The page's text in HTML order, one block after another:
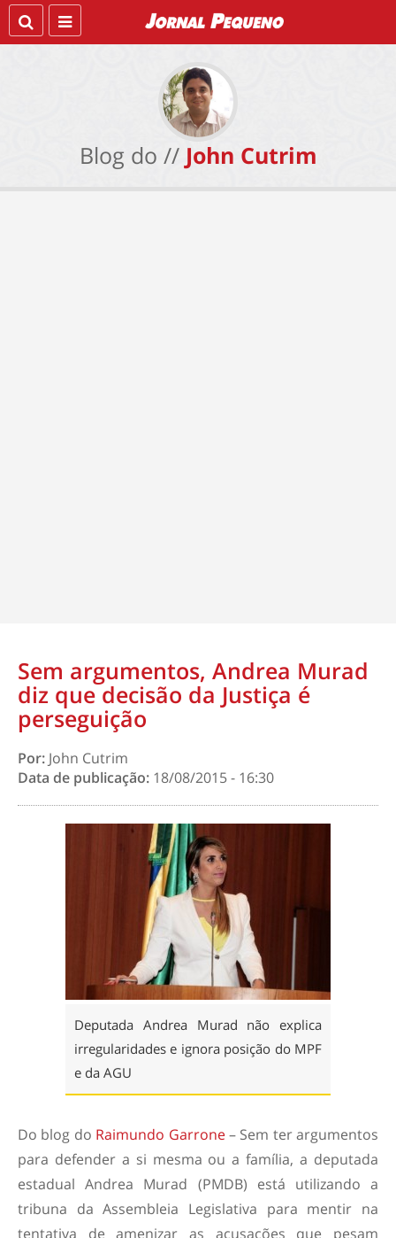
Blog do // John Cutrim
Sem argumentos, Andrea Murad
diz que decisão da Justiça é
perseguição
Por: John Cutrim
Data de publicação: 18/08/2015 - 16:30
Deputada Andrea Murad não explica
irregularidades e ignora posição do MPF
e da AGU
Do blog do Raimundo Garrone– Sem ter argumentos
para defender a si mesma ou a família, a deputada
estadual Andrea Murad (PMDB) está utilizando a
tribuna da Assembleia Legislativa para mentir na
tentativa de amenizar as acusações que pesam